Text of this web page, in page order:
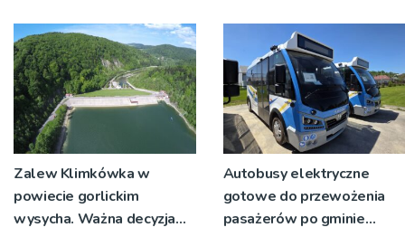
Zalew Klimkówka w
powiecie gorlickim
wysycha. Ważna decyzja
Autobusy elektryczne
gotowe do przewożenia
pasażerów po gminie